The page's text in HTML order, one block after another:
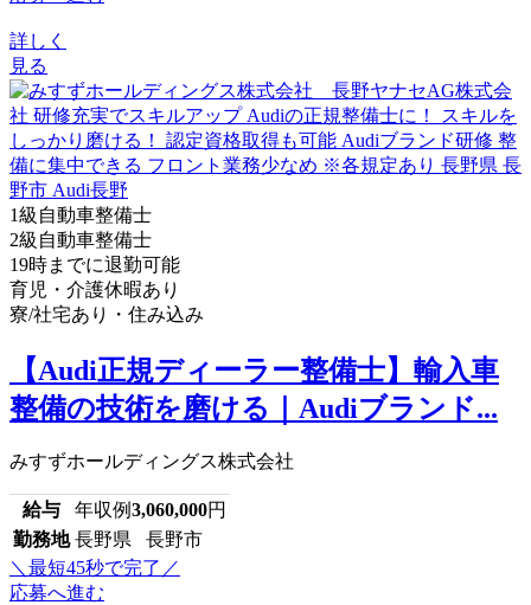
詳しく
見る
1級自動車整備士
2級自動車整備士
19時までに退勤可能
育児・介護休暇あり
寮/社宅あり・住み込み
【Audi正規ディーラー整備士】輸入車
整備の技術を磨ける｜Audiブランド...
みすずホールディングス株式会社
給与 年収例3,060,000円
勤務地 長野県 長野市
＼最短45秒で完了／
応募へ進む